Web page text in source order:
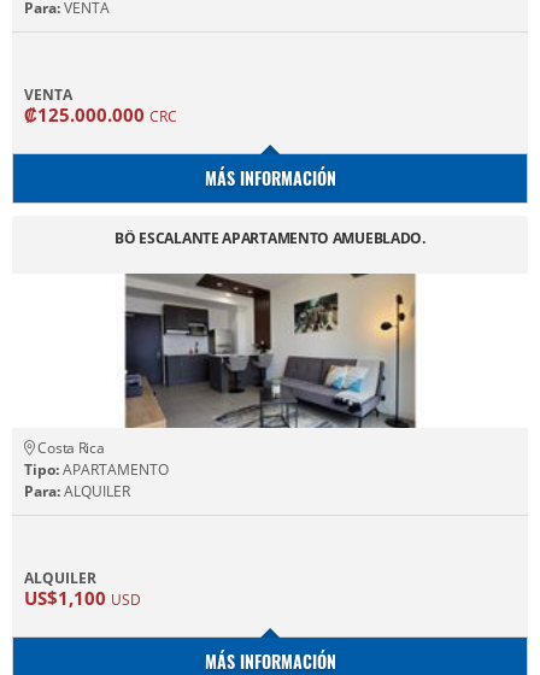
Para:VENTA
VENTA
₡125.000.000 CRC
MÁS INFORMACIÓN
BÖ ESCALANTE APARTAMENTO AMUEBLADO.
Costa Rica
Tipo:APARTAMENTO
Para:ALQUILER
ALQUILER
US$1,100 USD
MÁS INFORMACIÓN